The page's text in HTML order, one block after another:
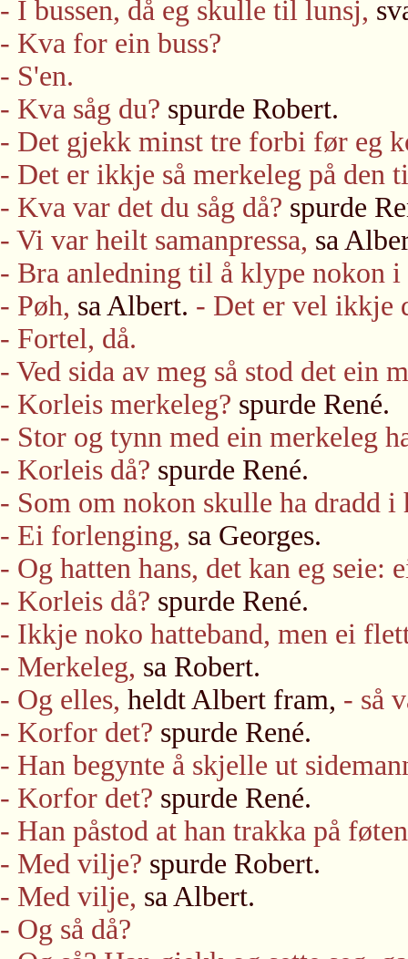
- I bussen, då eg skulle til lunsj,
- Kva for ein buss?
- S'en.
- Kva såg du? spurde Robert.
- Det gjekk minst tre forbi før eg
- Det er ikkje så merkeleg på den
- Kva var det du såg då? spurde
- Vi var heilt samanpressa, sa
- Bra anledning til å klype nokon i
- Pøh, sa Albert. - Det er vel ikkje
- Fortel, då.
- Ved sida av meg så stod det ein
- Korleis merkeleg? spurde René.
- Stor og tynn med ein merkeleg
- Korleis då? spurde René.
- Som om nokon skulle ha dradd i
- Ei forlenging, sa Georges.
- Og hatten hans, det kan eg seie:
- Korleis då? spurde René.
- Ikkje noko hatteband, men ei
- Merkeleg, sa Robert.
- Og elles, heldt Albert fram, - så
- Korfor det? spurde René.
- Han begynte å skjelle ut
- Korfor det? spurde René.
- Han påstod at han trakka på
- Med vilje? spurde Robert.
- Med vilje, sa Albert.
- Og så då?